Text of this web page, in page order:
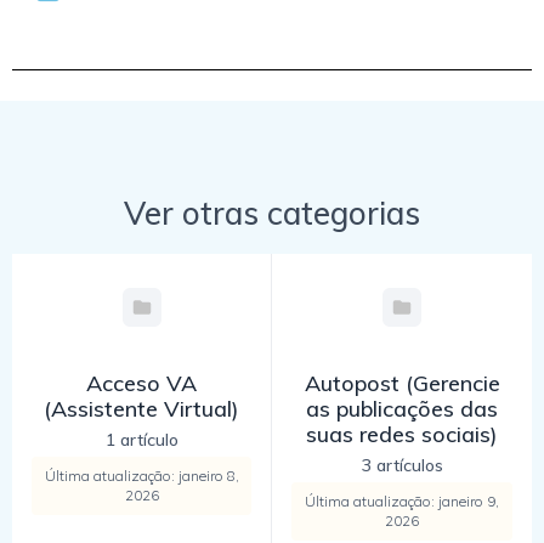
Ver otras categorias
Acceso VA
(Assistente Virtual)
1 artículo
Última atualização: janeiro 8,
2026
Autopost (Gerencie
as publicações das
suas redes sociais)
3 artículos
Última atualização: janeiro 9,
2026